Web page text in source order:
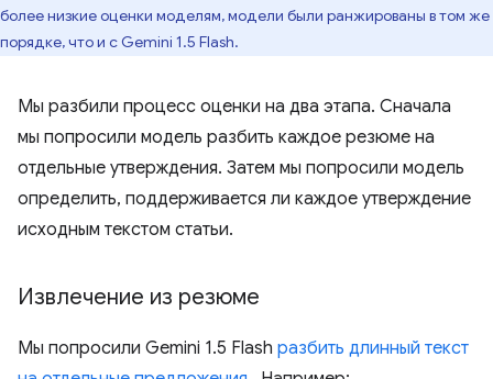
более низкие оценки моделям, модели были ранжированы в том же
порядке, что и с Gemini 1.5 Flash.
Мы разбили процесс оценки на два этапа. Сначала
мы попросили модель разбить каждое резюме на
отдельные утверждения. Затем мы попросили модель
определить, поддерживается ли каждое утверждение
исходным текстом статьи.
Извлечение из резюме
Мы попросили Gemini 1.5 Flash разбить длинный текст